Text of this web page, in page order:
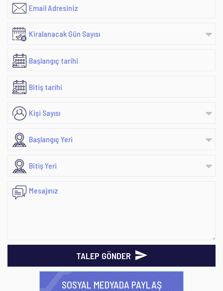
TALEP GÖNDER
SOSYAL MEDYADA PAYLAŞ